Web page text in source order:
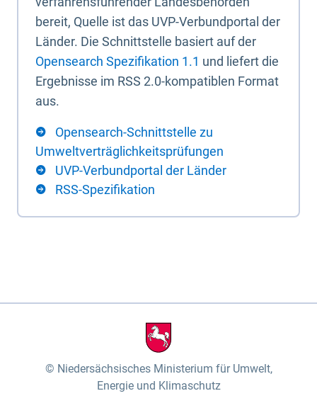
bereit, Quelle ist das UVP-Verbundportal der
Länder. Die Schnittstelle basiert auf der
Opensearch Spezifikation 1.1 und liefert die
Ergebnisse im RSS 2.0-kompatiblen Format
aus.
Opensearch-Schnittstelle zu
Umweltverträglichkeitsprüfungen
UVP-Verbundportal der Länder
RSS-Spezifikation
Niedersächsisches Ministerium für Umwelt,
Energie und Klimaschutz